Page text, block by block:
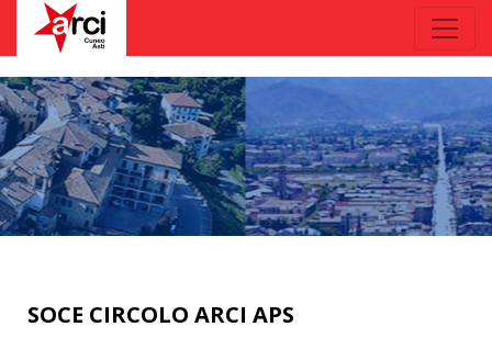
SOCE CIRCOLO ARCI APS